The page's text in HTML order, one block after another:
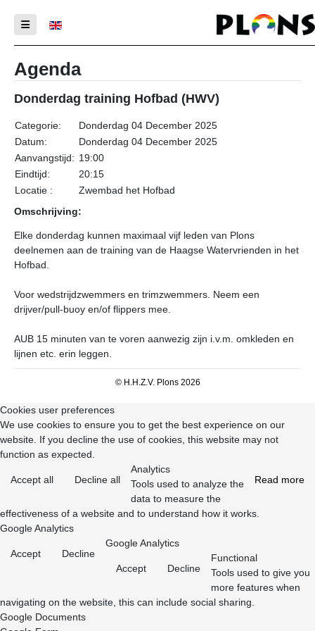
Selecteer de taal
Agenda
Donderdag training Hofbad (HWV)
Categorie:
Donderdag 04 December 2025
Datum:
Donderdag 04 December 2025
Aanvangstijd: 19:00
Eindtijd:
20:15
Locatie :
Zwembad het Hofbad
Omschrijving:
Elke donderdag kunnen maximaal vijf leden van Plons
deelnemen aan de training van de Haagse Watervrienden in het
Hofbad.
Voor wedstrijdzwemmers en trimzwemmers. Neem een
drijver/pull-buoy en/of flippers mee.
AUB 15 minuten van te voren aanwezig zijn i.v.m. omkleden en
lijnen etc. erin leggen.
© H.H.Z.V. Plons 2026
Cookies user preferences
We use cookies to ensure you to get the best experience on our
website. If you decline the use of cookies, this website may not
function as expected.
Accept all Decline all Read more
Analytics
Tools used to analyze the
data to measure the
effectiveness of a website and to understand how it works.
Google Analytics
Accept Decline
Google Analytics
Accept Decline
Functional
Tools used to give you
more features when
navigating on the website, this can include social sharing.
Google Documents